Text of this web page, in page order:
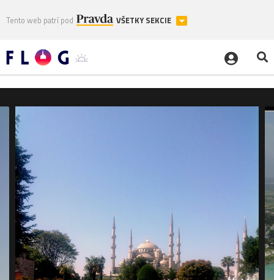
Tento web patrí pod VŠETKY SEKCIE